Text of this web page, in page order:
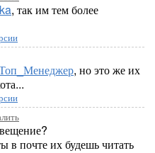
, так им тем более
, но это же их
в почте их будешь читать